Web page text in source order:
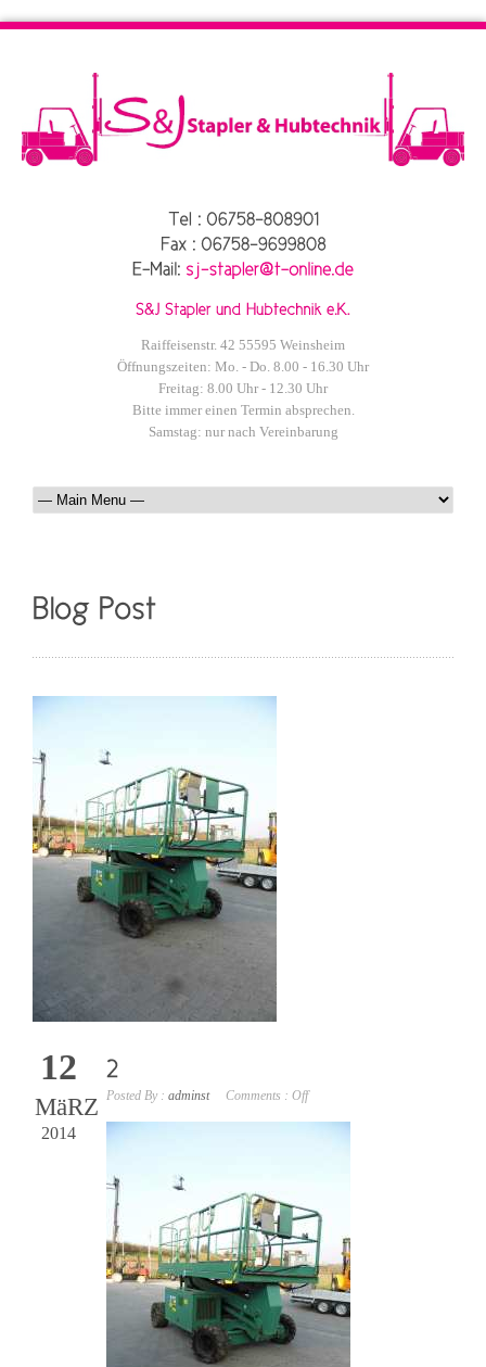
Raiffeisenstr. 42 55595 Weinsheim
Öffnungszeiten: Mo. - Do. 8.00 - 16.30 Uhr
Freitag: 8.00 Uhr - 12.30 Uhr
Bitte immer einen Termin absprechen.
Samstag: nur nach Vereinbarung
12
MäRZ
2014
Posted By : adminst Comments : Off